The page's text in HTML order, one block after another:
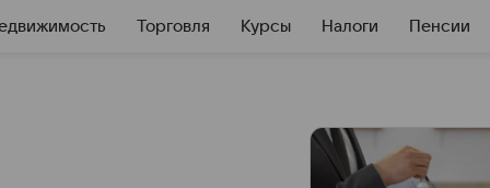
Торговля Курсы Налоги Пенсии
спрогнозировали